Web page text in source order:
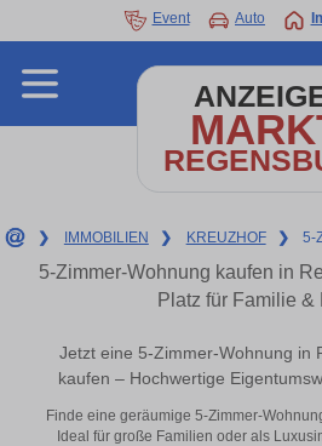
Event Auto
❯ IMMOBILIEN ❯ KREUZHOF ❯ 5-
5-Zimmer-Wohnung kaufen in
Platz für Familie &
Jetzt eine 5-Zimmer-Wohnung in
kaufen – Hochwertige
Finde eine geräumige 5-Zimmer-
Ideal für große Familien oder als